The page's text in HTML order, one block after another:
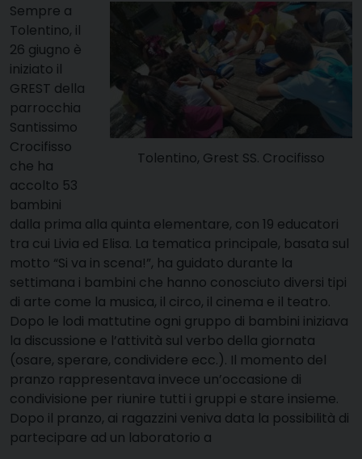
Tolentino, Grest SS. Crocifisso
Sempre a
Tolentino, il
26 giugno è
iniziato il
GREST della
parrocchia
Santissimo
Crocifisso
che ha
accolto 53
bambini
dalla prima alla quinta elementare, con 19 educatori
tra cui Livia ed Elisa. La tematica principale, basata sul
motto “Si va in scena!”, ha guidato durante la
settimana i bambini che hanno conosciuto diversi tipi
di arte come la musica, il circo, il cinema e il teatro.
Dopo le lodi mattutine ogni gruppo di bambini iniziava
la discussione e l’attività sul verbo della giornata
(osare, sperare, condividere ecc.). Il momento del
pranzo rappresentava invece un’occasione di
condivisione per riunire tutti i gruppi e stare insieme.
Dopo il pranzo, ai ragazzini veniva data la possibilità di
partecipare ad un laboratorio a